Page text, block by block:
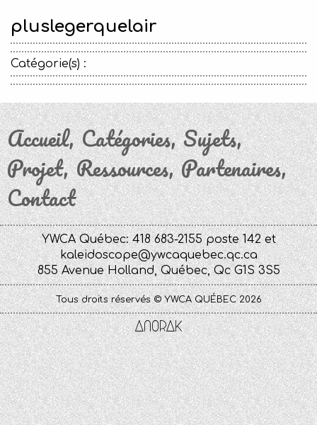
pluslegerquelair
Catégorie(s) :
Accueil Catégories Sujets
Projet Ressources Partenaires
Contact
YWCA Québec: 418 683-2155 poste 142 et
kaleidoscope@ywcaquebec.qc.ca
855 Avenue Holland, Québec, Qc G1S 3S5
Tous droits réservés © YWCA QUÉBEC 2026
Anorak
Studio